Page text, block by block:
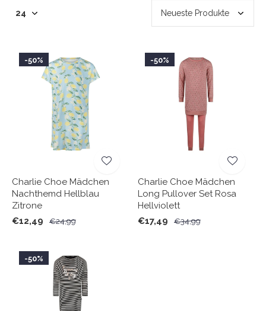
-50%
Charlie Choe Mädchen
Nachthemd Hellblau
Zitrone
€12,49
€24,99
-50%
Charlie Choe Mädchen
Long Pullover Set Rosa
Hellviolett
€17,49
€34,99
-50%